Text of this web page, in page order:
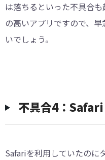
は落ちるといった不具合
の高いアプリですので、
いでしょう。
不具合4：
Safariを利用していたのに